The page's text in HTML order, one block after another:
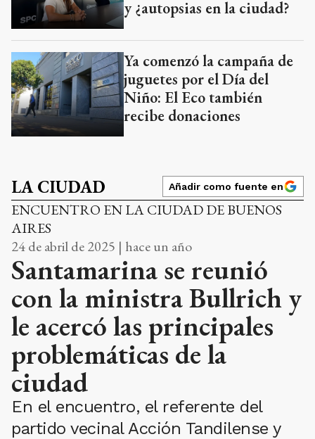
y ¿autopsias en la ciudad?
Ya comenzó la campaña de
juguetes por el Día del
Niño: El Eco también
recibe donaciones
LA CIUDAD Añadir como fuente en
ENCUENTRO EN LA CIUDAD DE BUENOS
AIRES
24 de abril de 2025 | hace un año
Santamarina se reunió
con la ministra Bullrich y
le acercó las principales
problemáticas de la
ciudad
En el encuentro, el referente del
partido vecinal Acción Tandilense y